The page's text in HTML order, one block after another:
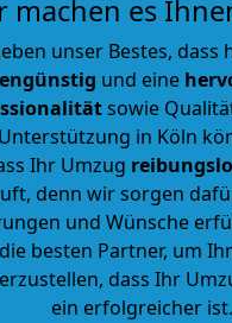
machen es
unser Bestes, dass
und eine
sowie
in Köln
Ihr Umzug
denn wir sorgen
und Wünsche
besten Partner, um
dass Ihr
ein erfolgreicher ist.